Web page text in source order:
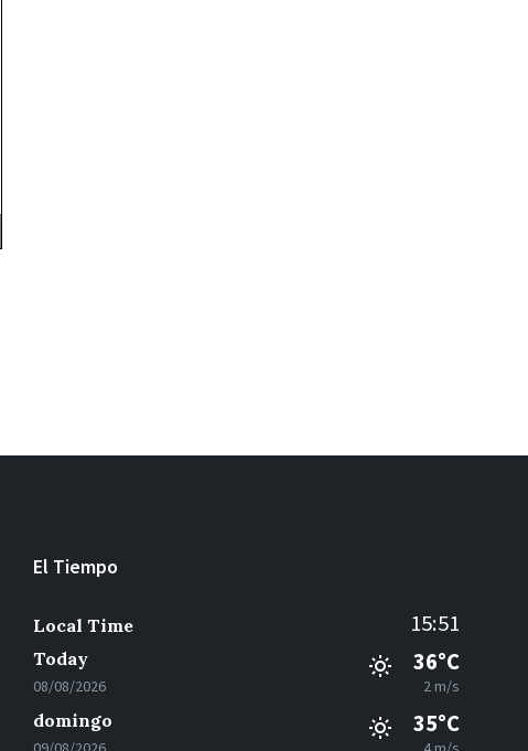
El Tiempo
Local Time 15:51
Today
08/08/2026
36°C
2 m/s
domingo 35°C